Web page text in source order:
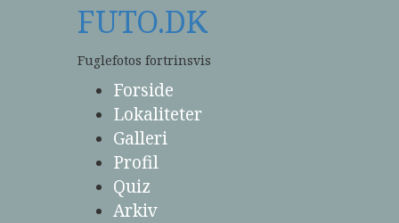
FUTO.DK
Fuglefotos fortrinsvis
Forside
Lokaliteter
Galleri
Profil
Quiz
Arkiv